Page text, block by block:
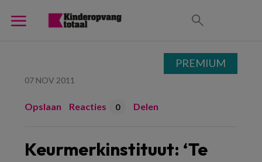
07 NOV 2011
Opslaan Reacties 0 Delen
Keurmerkinstituut: ‘Te
PREMIUM